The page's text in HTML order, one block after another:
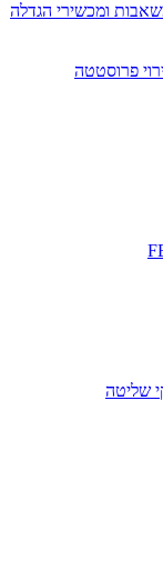
ומכשירי הגדלה
פרוסטטה
שליטה